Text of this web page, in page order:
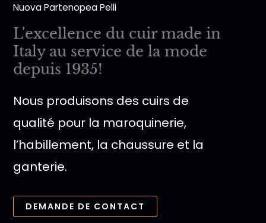
Nuova Partenopea Pelli
L'excellence du cuir made in
Italy au service de la mode
depuis 1935!
Nous produisons des cuirs de
qualité pour la maroquinerie,
l’habillement, la chaussure et la
ganterie.
DEMANDE DE CONTACT